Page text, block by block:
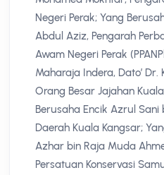
Negeri Perak; Yang
Abdul Aziz, Pengarah
Awam Negeri Perak
Maharaja Indera, Dato’
Orang Besar Jajahan
Berusaha Encik Azrul Sani
Daerah Kuala Kangsar;
Azhar bin Raja Muda
Persatuan Konservasi